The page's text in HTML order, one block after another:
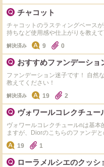
チャコット
チャコットのラスティングベース
持ちなど使用感や仕上がりを教え
解決済み 9 0
おすすめファンデーショ
ファンデーション迷子です！ 自然
教えてください！
解決済み 19 2
ヴォワールコレクチュー
ヴォワールコレクチュールnは基本
ますが、Diorのこちらのファンデ
19
1
ローラメルシエのクッ